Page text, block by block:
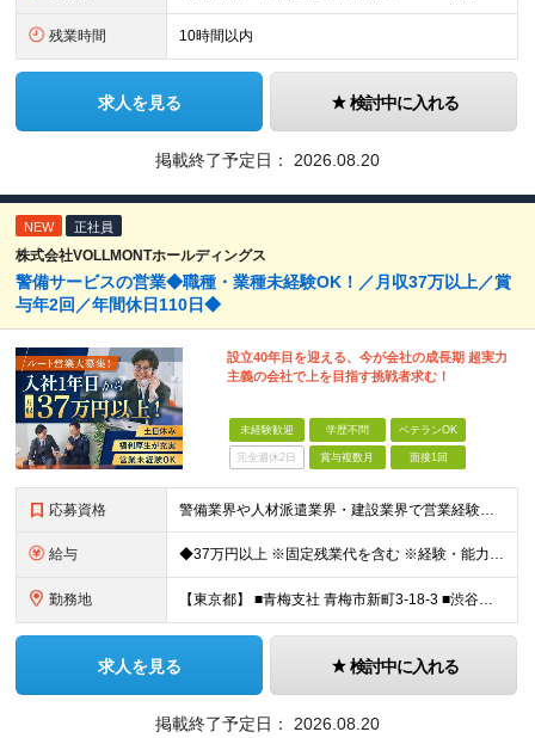
残業時間 10時間以内
求人を見る 検討中に入れる
掲載終了予定日： 2026.08.20
NEW 正社員
株式会社VOLLMONTホールディングス
警備サービスの営業◆職種・業種未経験OK！／月収37万以上／賞
与年2回／年間休日110日◆
設立40年目を迎える、今が会社の成長期 超実力
主義の会社で上を目指す挑戦者求む！
未経験歓迎 学歴不問 ベテランOK
完全週休2日 賞与複数月 面接1回
応募資格 警備業界や人材派遣業界・建設業界で営業経験がある方歓迎！ 管理職経験も活かせます◎ 【具体的には】 業界・職種未経験の方歓迎 ★要普通免許 ★学歴不問
給与 ◆37万円以上 ※固定残業代を含む ※経験・能力を考慮 ※決算賞与あり 【固定残業代】14万円/45時間 ※固定残業代は残業がない場合も支給し、超過分は別途支給する ※超過分は別途全額支給 ・一律手
勤務地 【東京都】 ■青梅支社 青梅市新町3-18-3 ■渋谷支社 渋谷区渋谷1-6-5 ■新宿支社 新宿区新宿3-11-10 ■池袋支社 豊島区東池袋1-35-5 ■両国支社 墨田区江東橋1-12-8KDビ
求人を見る 検討中に入れる
掲載終了予定日： 2026.08.20